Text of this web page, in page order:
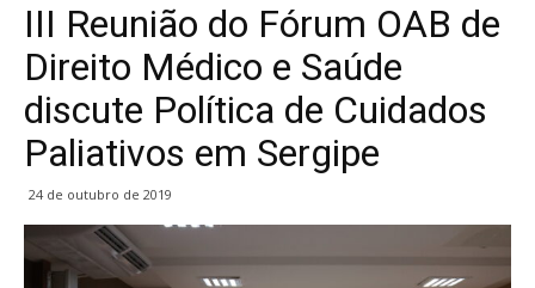
III Reunião do Fórum OAB de
Direito Médico e Saúde
discute Política de Cuidados
Paliativos em Sergipe
24 de outubro de 2019